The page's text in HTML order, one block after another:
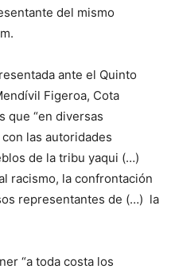
del mismo
ante el Quinto
Figeroa, Cota
que “en diversas
las autoridades
de la tribu yaqui (…)
racismo, la confrontación
representantes de (…) la
“a toda costa los